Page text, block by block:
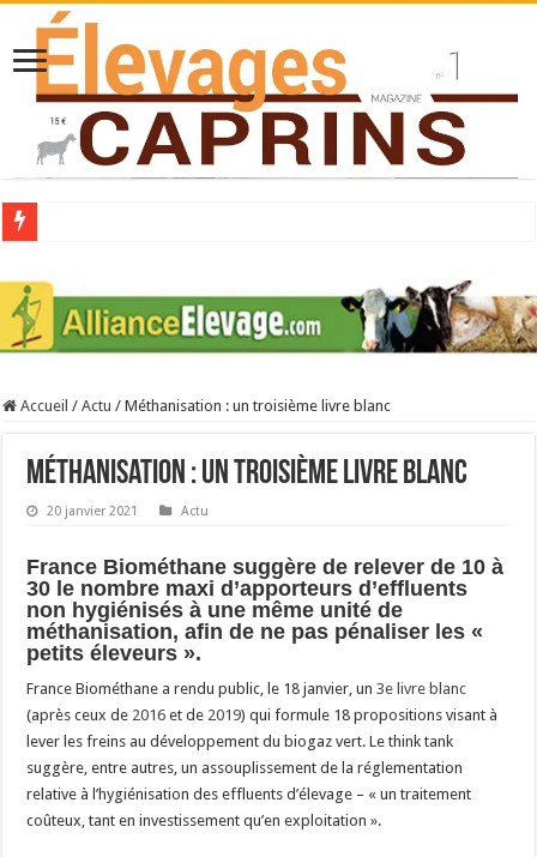
Stress thermique : quelles solutions concrètes pour protéger son troupeau ?
40 ans du Space : une présentation caprine quotidienne
La collecte de lait de chèvre confirme son rebond
Accueil / Actu / Méthanisation : un troisième livre blanc
Méthanisation : un troisième livre blanc
20 janvier 2021 Actu
France Biométhane suggère de relever de 10 à
30 le nombre maxi d’apporteurs d’effluents
non hygiénisés à une même unité de
méthanisation, afin de ne pas pénaliser les «
petits éleveurs ».
France Biométhane a rendu public, le 18 janvier, un3e livre blanc
(après ceux de 2016 et de 2019) qui formule 18 propositions visant à
lever les freins au développement du biogaz vert. Le think tank
suggère, entre autres, un assouplissement de la réglementation
relative à l’hygiénisation des effluents d’élevage – « un traitement
coûteux, tant en investissement qu’en exploitation ».